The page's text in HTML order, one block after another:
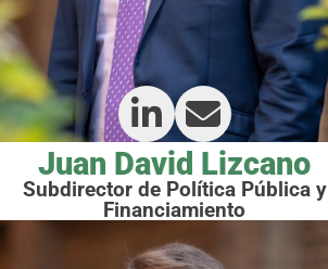
Juan David Lizcano
Subdirector de Política Pública y
Financiamiento